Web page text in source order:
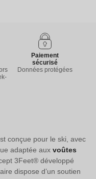
Paiement
sécurisé
Données protégées
conçue pour le ski, avec
adaptée aux voûtes
3Feet® développé
dispose d’un soutien